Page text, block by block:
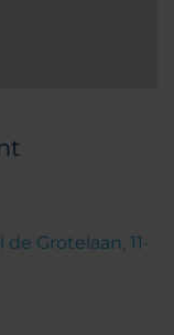
Grotelaan, 11-